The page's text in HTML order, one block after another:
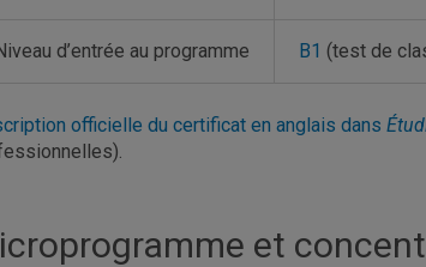
d’entrée au programme B1 (test de
officielle du certificat en anglais dans
et